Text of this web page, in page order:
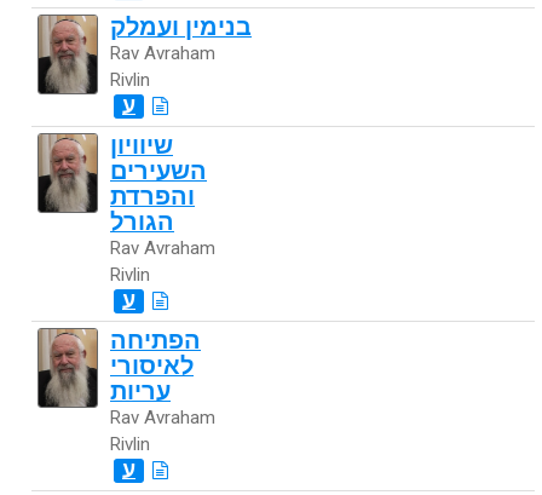
בנימין ועמלק
Rav Avraham
Rivlin
ע
שיוויון
השעירים
והפרדת
הגורל
Rav Avraham
Rivlin
ע
הפתיחה
לאיסורי
עריות
Rav Avraham
Rivlin
ע